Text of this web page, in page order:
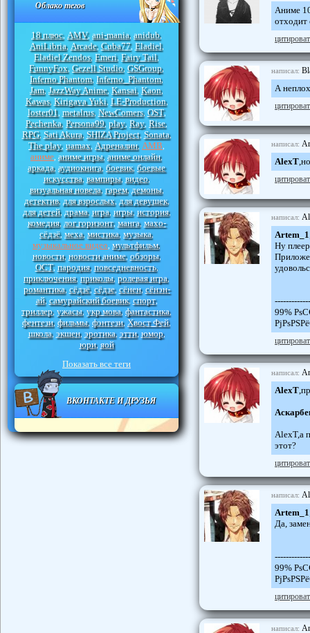
Облако тегов
18 плюс, AMV, ani-mania, anidub,
AniLibria, Arcade, Cuba77, Eladiel,
Eladiel Zendos, Emeri, Fairy Tail,
FunnyFox, Gezell Studio, GSGroup,
Inferno Phantom, Inferno_Phantom,
Jam, JazzWay Anime, Kansai, Kaon,
Kawas, Kirigava Yuki, LE-Production,
loster01, metalrus, NewComers, OST,
Pechenka, Persona99, play, Ray, Rise,
RPG, Sati Akura, SHIZA Project, Sonata,
The play, uamax, Адреналин, АМВ
аниме аниме игры, аниме онлайн,
аркада, аудиокнига, боевик, боевые
искусства, вампиры, видео,
визуальная новела, гарем, демоны,
детектив, для взрослых, для девушек,
для детей, драма, игра, игры, история,
комедия, лог горизонт, манга, махо-
сёдзё, меха, мистика, музыка,
музыкальное видео мультфильм,
новости, новости аниме, обзоры,
ОСТ, пародия, повседневность,
приключения, приколы, ролевая игра,
романтика, сёдзё, сёдзе, сёнен, сёнэн-
ай, самурайский боевик, спорт,
триллер, ужасы, укр мова, фантастика,
фентези, фильмы, фэнтези, Хвост Фей,
школа, экшен, эротика, этти, юмор,
юри, яой
Показать все теги
ВКОНТАКТЕ И ДРУЗЬЯ
Аниме
отходит
написал:
А
написал:
AlexT
написал:
Artem_1
Ну
99%
написал:
AlexT
AlexT,а
этот?
написал:
Artem_1
Да,
99%
написал: